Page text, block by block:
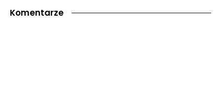
Komentarze